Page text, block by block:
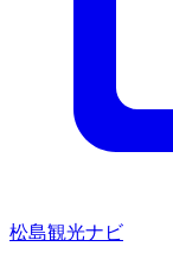
松島観光ナビ